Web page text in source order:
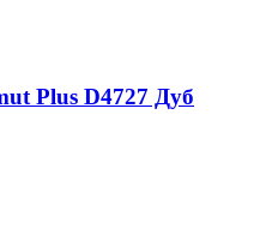
Plus D4727 Дуб